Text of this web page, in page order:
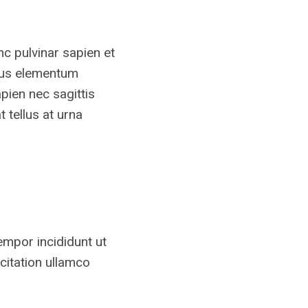
pulvinar sapien et
elementum
nec sagittis
tellus at urna
incididunt ut
ullamco